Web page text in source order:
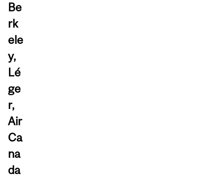
Be
rk
ele
y,
Lé
ge
r,
Air
Ca
na
da